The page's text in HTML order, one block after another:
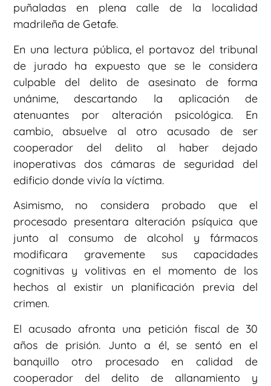
puñaladas en plena calle de la localidad
madrileña de Getafe.
En una lectura pública, el portavoz del tribunal
de jurado ha expuesto que se le considera
culpable del delito de asesinato de forma
unánime, descartando la aplicación de
atenuantes por alteración psicológica. En
cambio, absuelve al otro acusado de ser
cooperador del delito al haber dejado
inoperativas dos cámaras de seguridad del
edificio donde vivía la víctima.
Asimismo, no considera probado que el
procesado presentara alteración psíquica que
junto al consumo de alcohol y fármacos
modificara gravemente sus capacidades
cognitivas y volitivas en el momento de los
hechos al existir un planificación previa del
crimen.
El acusado afronta una petición fiscal de 30
años de prisión. Junto a él, se sentó en el
banquillo otro procesado en calidad de
cooperador del delito de allanamiento y